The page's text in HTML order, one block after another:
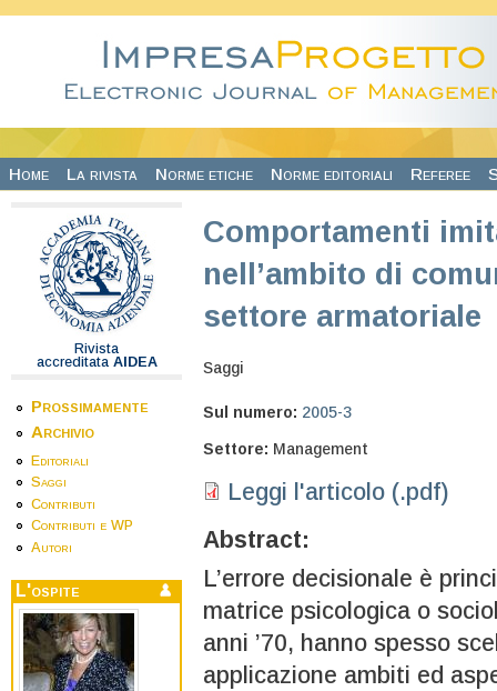
Home La rivista Norme etiche Norme editoriali Referee
Rivista
accreditata AIDEA
Prossimamente
Archivio
Editoriali
Saggi
Contributi
Contributi e WP
Autori
L'ospite
Comportamenti
nell’ambito di
settore armatoriale
Saggi
Sul numero: 2005-3
Settore: Management
Leggi l'articolo (.pdf)
Abstract:
L’errore decisionale è
matrice psicologica o
anni ’70, hanno spesso
applicazione ambiti ed